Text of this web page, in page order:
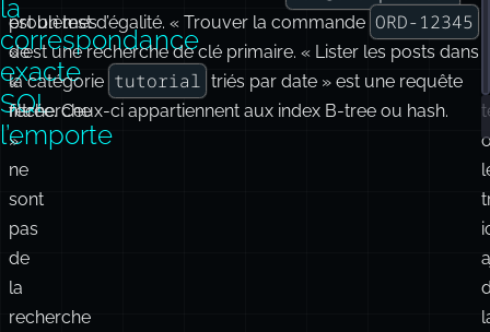
Recherche de noms
multilingues
pg_trgm
(indépendant de la
langue)
Quand
la
correspondance
exacte
SQL
l’emporte
Certains
problèmes
de
«
recherche
»
ne
« Trouver l’utilisateur avec l’e-mail
est un test d’égalité. « Trouver la commande
» est une recherche de clé primaire. « Lister les posts dans
la catégorie
filtrée. Ceux-ci appartiennent aux index B-tree ou hash.